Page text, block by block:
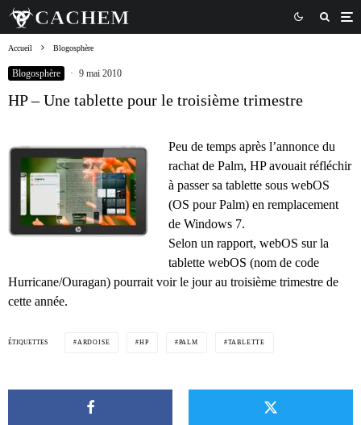
Accueil Blogosphère
Blogosphère · 9 mai 2010
HP – Une tablette pour le troisième trimestre
Peu de temps après l’annonce du
rachat de Palm, HP avouait réfléchir
à passer sa tablette sous webOS
(OS pour Palm) en remplacement
de Windows 7.
Selon un rapport, webOS sur la
tablette webOS (nom de code
Hurricane/Ouragan) pourrait voir le jour au troisième trimestre de
cette année.
ÉTIQUETTES ARDOISE HP PALM TABLETTE